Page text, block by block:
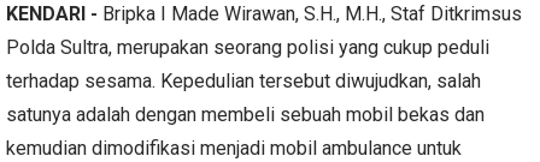
KENDARI - Bripka I Made Wirawan, S.H., M.H., Staf Ditkrimsus
Polda Sultra, merupakan seorang polisi yang cukup peduli
terhadap sesama. Kepedulian tersebut diwujudkan, salah
satunya adalah dengan membeli sebuah mobil bekas dan
kemudian dimodifikasi menjadi mobil ambulance untuk